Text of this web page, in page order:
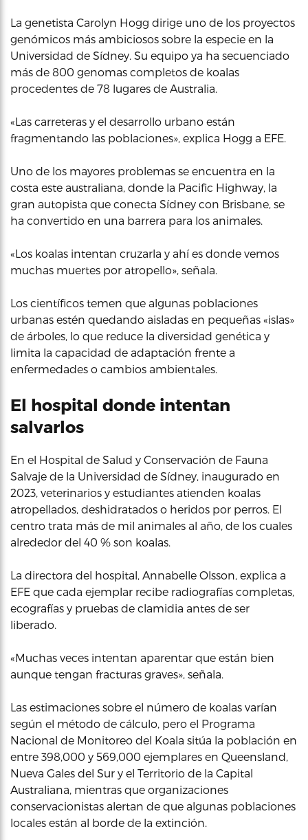
La genetista Carolyn Hogg dirige uno de los proyectos
genómicos más ambiciosos sobre la especie en la
Universidad de Sídney. Su equipo ya ha secuenciado
más de 800 genomas completos de koalas
procedentes de 78 lugares de Australia.
«Las carreteras y el desarrollo urbano están
fragmentando las poblaciones», explica Hogg a EFE.
Uno de los mayores problemas se encuentra en la
costa este australiana, donde la Pacific Highway, la
gran autopista que conecta Sídney con Brisbane, se
ha convertido en una barrera para los animales.
«Los koalas intentan cruzarla y ahí es donde vemos
muchas muertes por atropello», señala.
Los científicos temen que algunas poblaciones
urbanas estén quedando aisladas en pequeñas «islas»
de árboles, lo que reduce la diversidad genética y
limita la capacidad de adaptación frente a
enfermedades o cambios ambientales.
El hospital donde intentan
salvarlos
En el Hospital de Salud y Conservación de Fauna
Salvaje de la Universidad de Sídney, inaugurado en
2023, veterinarios y estudiantes atienden koalas
atropellados, deshidratados o heridos por perros. El
centro trata más de mil animales al año, de los cuales
alrededor del 40 % son koalas.
La directora del hospital, Annabelle Olsson, explica a
EFE que cada ejemplar recibe radiografías completas,
ecografías y pruebas de clamidia antes de ser
liberado.
«Muchas veces intentan aparentar que están bien
aunque tengan fracturas graves», señala.
Las estimaciones sobre el número de koalas varían
según el método de cálculo, pero el Programa
Nacional de Monitoreo del Koala sitúa la población en
entre 398,000 y 569,000 ejemplares en Queensland,
Nueva Gales del Sur y el Territorio de la Capital
Australiana, mientras que organizaciones
conservacionistas alertan de que algunas poblaciones
locales están al borde de la extinción.